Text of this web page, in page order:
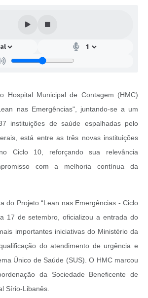
Hospital Municipal de Contagem (HMC)
nas Emergências", juntando-se a um
instituições de saúde espalhadas pelo
está entre as três novas instituições
Ciclo 10, reforçando sua relevância
com a melhoria contínua da
do Projeto “Lean nas Emergências - Ciclo
17 de setembro, oficializou a entrada do
importantes iniciativas do Ministério da
do atendimento de urgência e
Único de Saúde (SUS). O HMC marcou
da Sociedade Beneficente de
Sírio-Libanês.